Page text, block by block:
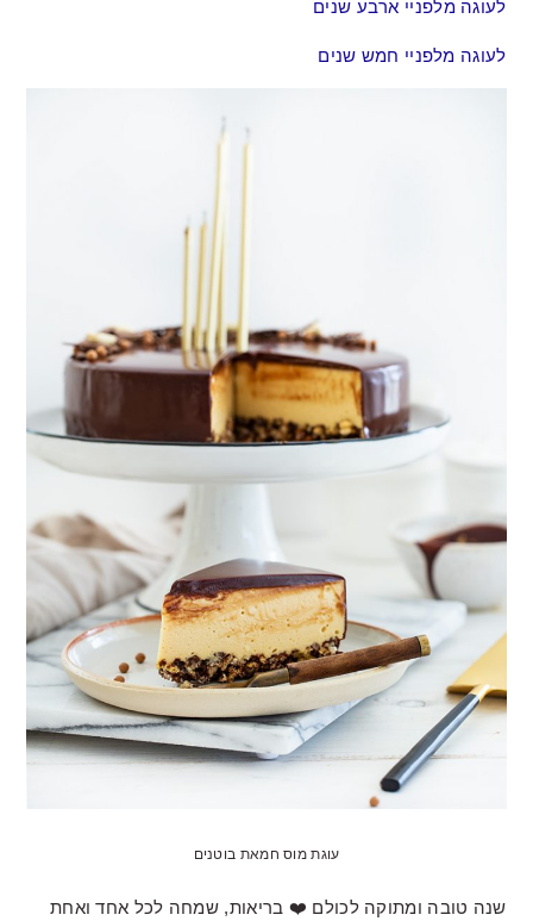
לעוגה מלפניי ארבע שנים
לעוגה מלפניי חמש שנים
עוגת מוס חמאת בוטנים
שנה טובה ומתוקה לכולם ❤️ בריאות, שמחה לכל אחד ואחת